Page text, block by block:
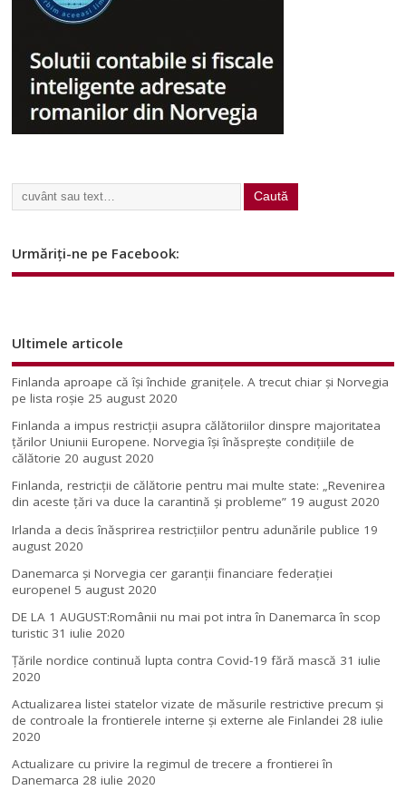
Urmăriți-ne pe Facebook:
Ultimele articole
Finlanda aproape că își închide granițele. A trecut chiar și Norvegia
pe lista roșie 25 august 2020
Finlanda a impus restricţii asupra călătoriilor dinspre majoritatea
ţărilor Uniunii Europene. Norvegia își înăsprește condițiile de
călătorie 20 august 2020
Finlanda, restricţii de călătorie pentru mai multe state: „Revenirea
din aceste ţări va duce la carantină şi probleme” 19 august 2020
Irlanda a decis înăsprirea restricțiilor pentru adunările publice 19
august 2020
Danemarca și Norvegia cer garanții financiare federației
europene! 5 august 2020
DE LA 1 AUGUST:Românii nu mai pot intra în Danemarca în scop
turistic 31 iulie 2020
Țările nordice continuă lupta contra Covid-19 fără mască 31 iulie
2020
Actualizarea listei statelor vizate de măsurile restrictive precum și
de controale la frontierele interne și externe ale Finlandei 28 iulie
2020
Actualizare cu privire la regimul de trecere a frontierei în
Danemarca 28 iulie 2020